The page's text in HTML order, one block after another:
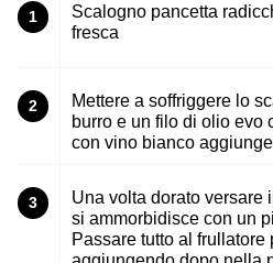
1
Scalogno pancetta
fresca
2
Mettere a soffriggere lo
burro e un filo di olio evo
con vino bianco
3
Una volta dorato versare
si ammorbidisce con un
Passare tutto al frullatore